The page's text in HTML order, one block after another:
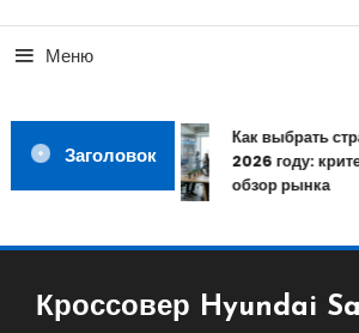
Меню
Заголовок
Как выбрать
2026 году:
обзор рынка
Кроссовер Hyundai